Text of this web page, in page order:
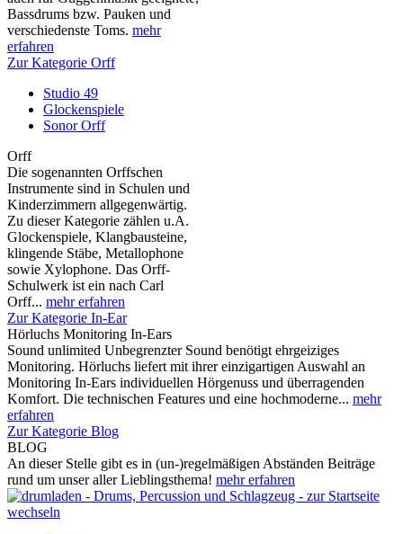
Bassdrums bzw. Pauken und
verschiedenste Toms. mehr
erfahren
Zur Kategorie Orff
Studio 49
Glockenspiele
Sonor Orff
Orff
Die sogenannten Orffschen
Instrumente sind in Schulen und
Kinderzimmern allgegenwärtig.
Zu dieser Kategorie zählen u.A.
Glockenspiele, Klangbausteine,
klingende Stäbe, Metallophone
sowie Xylophone. Das Orff-
Schulwerk ist ein nach Carl
Orff... mehr erfahren
Zur Kategorie In-Ear
Hörluchs Monitoring In-Ears
Sound unlimited Unbegrenzter Sound benötigt ehrgeiziges
Monitoring. Hörluchs liefert mit ihrer einzigartigen Auswahl an
Monitoring In-Ears individuellen Hörgenuss und überragenden
Komfort. Die technischen Features und eine hochmoderne... mehr
erfahren
Zur Kategorie Blog
BLOG
An dieser Stelle gibt es in (un-)regelmäßigen Abständen Beiträge
rund um unser aller Lieblingsthema! mehr erfahren